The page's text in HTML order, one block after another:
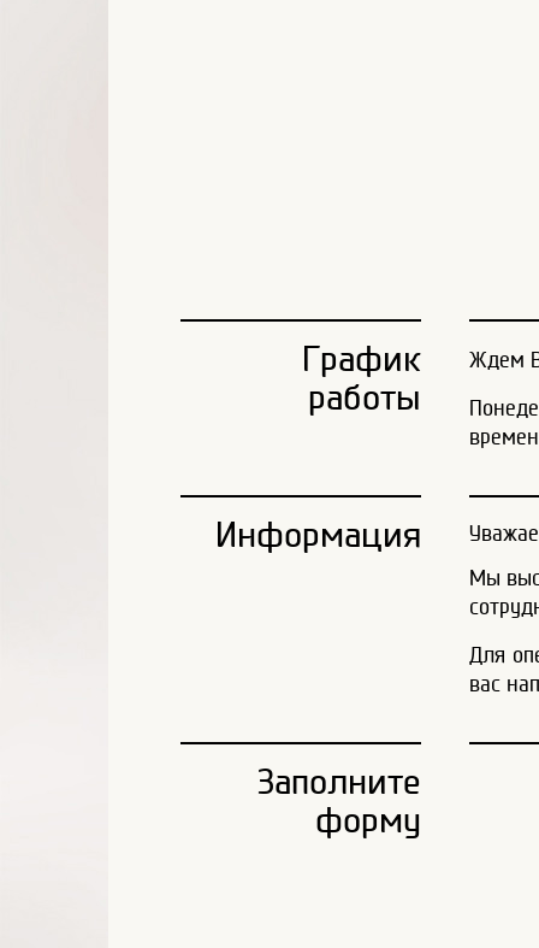
График
работы
Ждем
Информация
Мы
Для
вас
Заполните
форму